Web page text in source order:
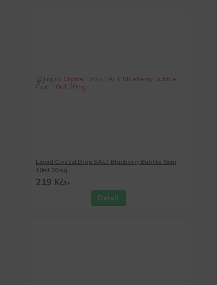
Liquid Crystal Drop SALT Blueberry Bubble Gum
10ml 20mg
219 Kč/ks
Detail